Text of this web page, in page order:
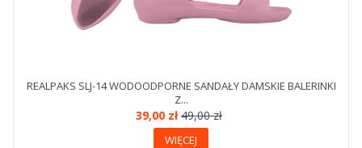
REALPAKS SLJ-14 WODOODPORNE SANDAŁY DAMSKIE BALERINKI
Z...
39,00 zł49,00 zł
WIĘCEJ